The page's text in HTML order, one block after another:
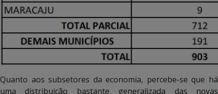
Quanto aos subsetores da economia, percebe-se que há
uma distribuição bastante generalizada das novas